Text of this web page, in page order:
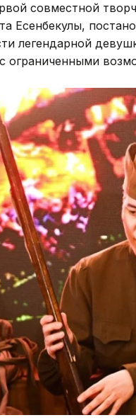
совместной
Есенбекулы,
легендарной
ограниченными